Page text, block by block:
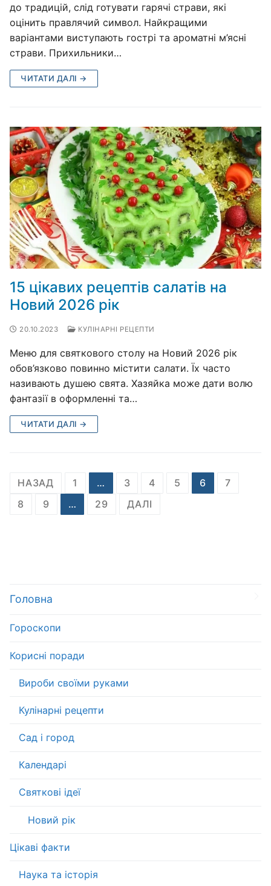
до традицій, слід готувати гарячі страви, які
оцінить правлячий символ. Найкращими
варіантами виступають гострі та ароматні м’ясні
страви. Прихильники…
ЧИТАТИ ДАЛІ →
15 цікавих рецептів салатів на
Новий 2026 рік
20.10.2023 КУЛІНАРНІ РЕЦЕПТИ
Меню для святкового столу на Новий 2026 рік
обов’язково повинно містити салати. Їх часто
називають душею свята. Хазяйка може дати волю
фантазії в оформленні та…
ЧИТАТИ ДАЛІ →
Пагінація
записів
НАЗАД 1 … 3 4 5 6
7
8
9 … 29 ДАЛІ
Головна
Гороскопи
Корисні поради
Вироби своїми руками
Кулінарні рецепти
Сад і город
Календарі
Святкові ідеї
Новий рік
Цікаві факти
Наука та історія